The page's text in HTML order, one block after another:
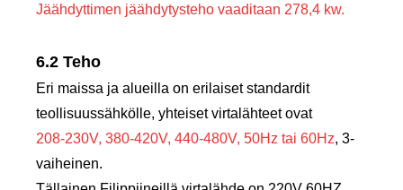
Jäähdyttimen jäähdytysteho vaaditaan 278,4 kw.
6.2 Teho
Eri maissa ja alueilla on erilaiset standardit
teollisuussähkölle, yhteiset virtalähteet ovat
208-230V, 380-420V, 440-480V, 50Hz tai 60Hz, 3-
vaiheinen.